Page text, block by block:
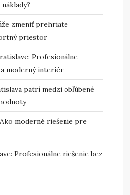
zmeniť prehriate
priestor
Profesionálne
moderný interiér
patrí medzi obľúbené
moderné riešenie pre
Profesionálne riešenie bez